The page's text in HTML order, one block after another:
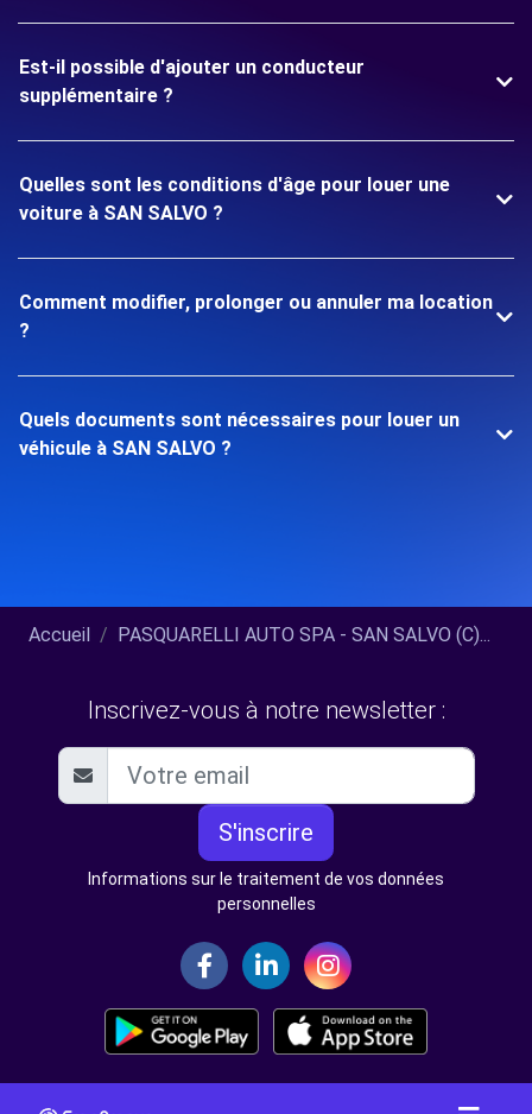
Est-il possible d'ajouter un conducteur
supplémentaire ?
Quelles sont les conditions d'âge pour louer une
voiture à SAN SALVO ?
Comment modifier, prolonger ou annuler ma location
?
Quels documents sont nécessaires pour louer un
véhicule à SAN SALVO ?
Accueil PASQUARELLI AUTO SPA - SAN SALVO (C)...
Inscrivez-vous à notre newsletter :
S'inscrire
Informations sur le traitement de vos données
personnelles